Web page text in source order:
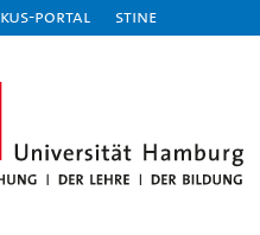
KUS-Portal STiNE